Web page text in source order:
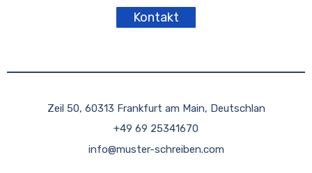
Kontakt
Zeil 50, 60313 Frankfurt am Main, Deutschlan
+49 69 25341670
info@muster-schreiben.com